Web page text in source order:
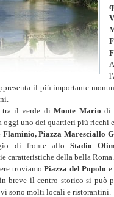
l'
il più importante
tra il verde diMonte Mariodi
oggi uno dei quartieri più ricchi
Flaminio, Piazza Maresciallo
di fronte alloStadio
caratteristiche della bella Roma.
troviamoPiazza del Popolo
breve il centro storico si può
sono molti locali e ristorantini.